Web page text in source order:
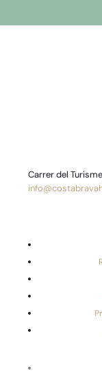
Carrer del